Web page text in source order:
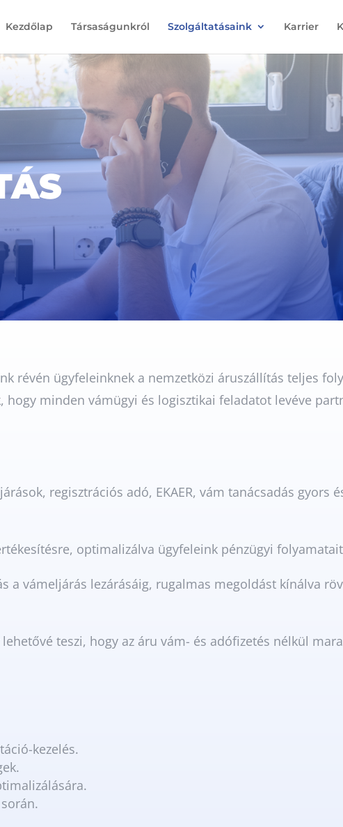
Kezdőlap Társaságunkról Szolgáltatásaink Karrier
révén ügyfeleinknek a nemzetközi áruszállítás teljes
hogy minden vámügyi és logisztikai feladatot levéve
regisztrációs adó, EKAER, vám tanácsadás gyors
optimalizálva ügyfeleink pénzügyi
a vámeljárás lezárásáig, rugalmas megoldást kínálva
teszi, hogy az áru vám- és adófizetés nélkül
kezelés.